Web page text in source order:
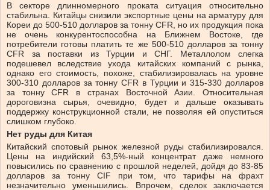
В секторе длинномерного проката ситуация относительно
стабильна. Китайцы снизили экспортные цены на арматуру для
Кореи до 500-510 долларов за тонну CFR, но их продукция пока
не очень конкурентоспособна на Ближнем Востоке, где
потребители готовы платить те же 500-510 долларов за тонну
CFR за поставки из Турции и СНГ. Металлолом слегка
подешевел вследствие ухода китайских компаний с рынка,
однако его стоимость, похоже, стабилизировалась на уровне
300-310 долларов за тонну CFR в Турции и 315-330 долларов
за тонну CFR в странах Восточной Азии. Относительная
дороговизна сырья, очевидно, будет и дальше оказывать
поддержку конструкционной стали, не позволяя ей опуститься
слишком глубоко.
Нет руды для Китая
Китайский спотовый рынок железной руды стабилизировался.
Цены на индийский 63,5%-ный концентрат даже немного
повысились по сравнению с прошлой неделей, дойдя до 83-85
долларов за тонну CIF при том, что тарифы на фрахт
незначительно уменьшились. Впрочем, сделок заключается